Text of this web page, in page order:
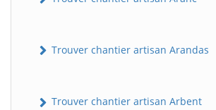
Trouver chantier artisan Arandas
Trouver chantier artisan Arbent